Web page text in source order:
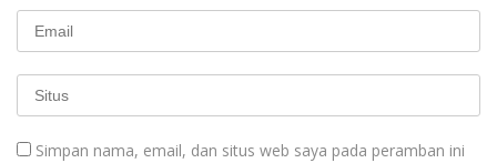
Simpan nama, email, dan situs web saya pada peramban ini